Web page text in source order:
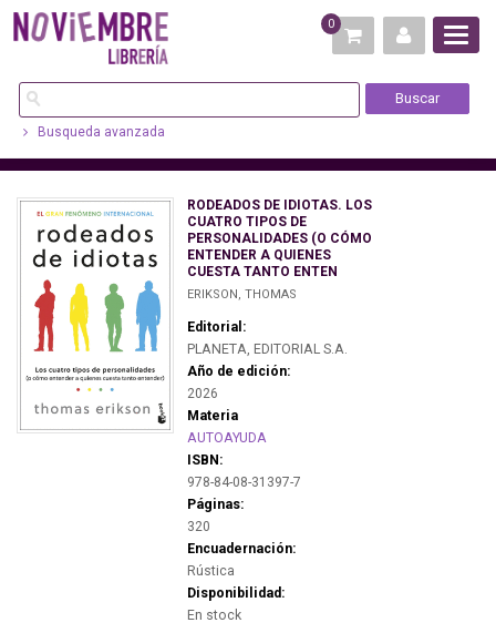
0
Busqueda avanzada
RODEADOS DE IDIOTAS. LOS
CUATRO TIPOS DE
PERSONALIDADES (O CÓMO
ENTENDER A QUIENES
CUESTA TANTO ENTEN
ERIKSON, THOMAS
Editorial:
PLANETA, EDITORIAL S.A.
Año de edición:
2026
Materia
AUTOAYUDA
ISBN:
978-84-08-31397-7
Páginas:
320
Encuadernación:
Rústica
Disponibilidad:
En stock